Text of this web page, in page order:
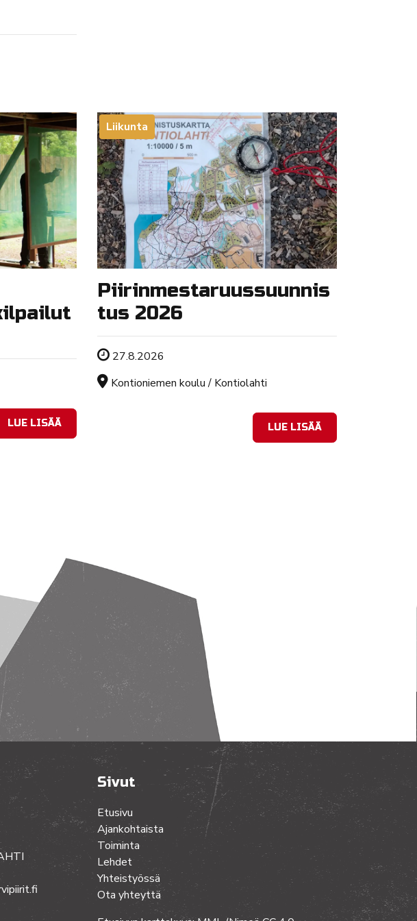
LUE LISÄÄ
Liikunta
Piirinmestaruussuunnis
tus 2026
Tapahtuman ajankohta
27.8.2026
Sijainti
Kontioniemen koulu / Kontiolahti
LUE LISÄÄ
Sivut
Etusivu
Ajankohtaista
Toiminta
Lehdet
Yhteistyössä
Ota yhteyttä